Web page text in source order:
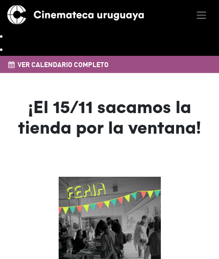
VER CALENDARIO COMPLETO
¡El 15/11 sacamos la
tienda por la ventana!